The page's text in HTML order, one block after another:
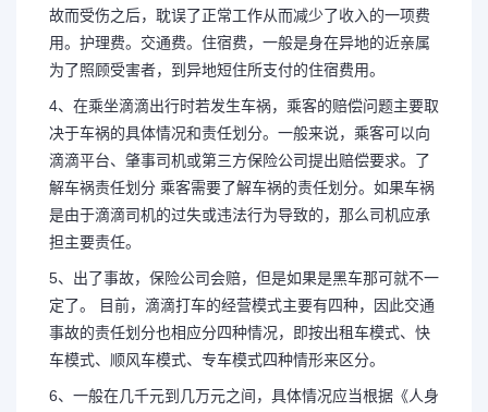
故而受伤之后，耽误了正常工作从而减少了收入的一项费
用。护理费。交通费。住宿费，一般是身在异地的近亲属
为了照顾受害者，到异地短住所支付的住宿费用。
4、在乘坐滴滴出行时若发生车祸，乘客的赔偿问题主要取
决于车祸的具体情况和责任划分。一般来说，乘客可以向
滴滴平台、肇事司机或第三方保险公司提出赔偿要求。了
解车祸责任划分 乘客需要了解车祸的责任划分。如果车祸
是由于滴滴司机的过失或违法行为导致的，那么司机应承
担主要责任。
5、出了事故，保险公司会赔，但是如果是黑车那可就不一
定了。 目前，滴滴打车的经营模式主要有四种，因此交通
事故的责任划分也相应分四种情况，即按出租车模式、快
车模式、顺风车模式、专车模式四种情形来区分。
6、一般在几千元到几万元之间，具体情况应当根据《人身
偿”。因...